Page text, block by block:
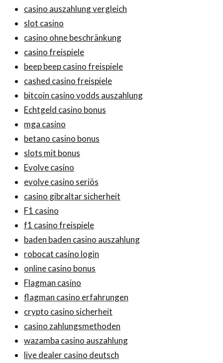
casino auszahlung vergleich
slot casino
casino ohne beschränkung
casino freispiele
beep beep casino freispiele
cashed casino freispiele
bitcoin casino vodds auszahlung
Echtgeld casino bonus
mga casino
betano casino bonus
slots mit bonus
Evolve casino
evolve casino seriös
casino gibraltar sicherheit
F1 casino
f1 casino freispiele
baden baden casino auszahlung
robocat casino login
online casino bonus
Flagman casino
flagman casino erfahrungen
crypto casino sicherheit
casino zahlungsmethoden
wazamba casino auszahlung
live dealer casino deutsch